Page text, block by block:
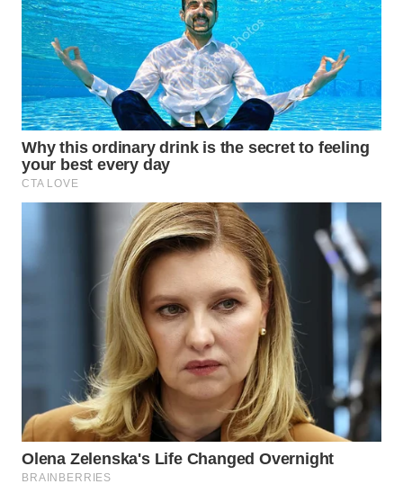
WN
KALSEL
WN
KALTIM
WN
SULSEL
MALUKU
WN
MALUT